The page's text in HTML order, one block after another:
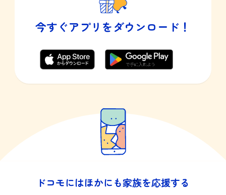
今すぐアプリをダウンロード！
ドコモにはほかにも​家族を応援する